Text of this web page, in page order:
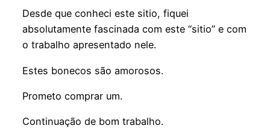
Desde que conheci este sitio, fiquei
absolutamente fascinada com este “sitio” e com
o trabalho apresentado nele.
Estes bonecos são amorosos.
Prometo comprar um.
Continuação de bom trabalho.